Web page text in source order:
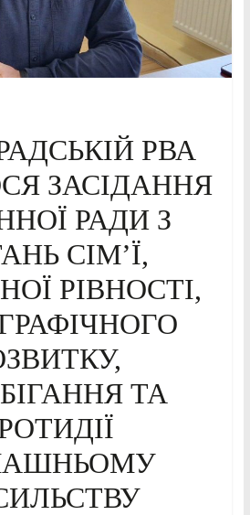
РВА
ЗАСІДАННЯ
РАДИ З
СІМ’Ї,
РІВНОСТІ,
ТА